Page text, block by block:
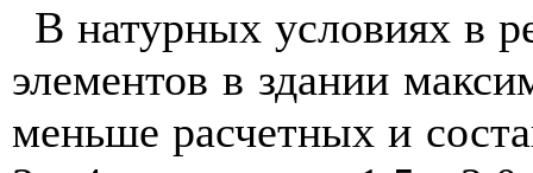
В натурных условиях в
элементов в здании
меньше расчетных и